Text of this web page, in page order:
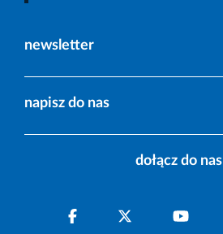
newsletter
napisz do nas
dołącz do nas